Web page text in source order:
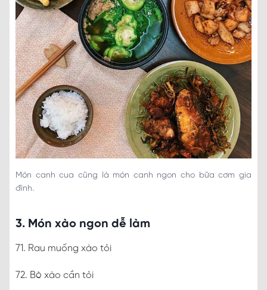
Món canh cua cũng là món canh ngon cho bữa cơm gia
đình.
3. Món xào ngon dễ làm
71. Rau muống xào tỏi
72. Bò xào cần tỏi